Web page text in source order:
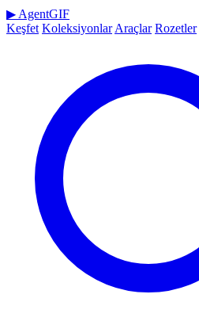
▶ AgentGIF
Keşfet Koleksiyonlar Araçlar Rozetler